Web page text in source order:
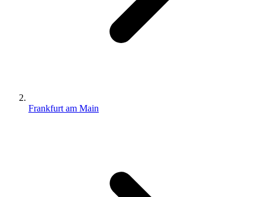
Frankfurt am Main